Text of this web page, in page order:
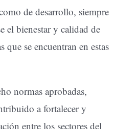
de desarrollo, siempre
el bienestar y calidad de
que se encuentran en estas
normas aprobadas,
a fortalecer y
entre los sectores del